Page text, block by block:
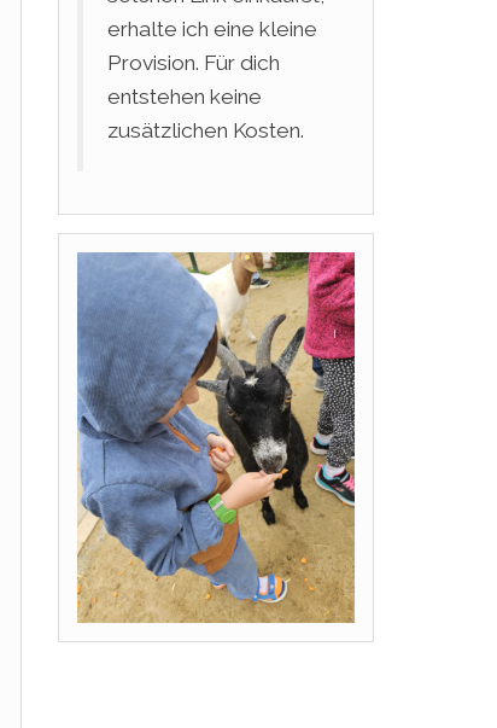
erhalte ich eine kleine
Provision. Für dich
entstehen keine
zusätzlichen Kosten.